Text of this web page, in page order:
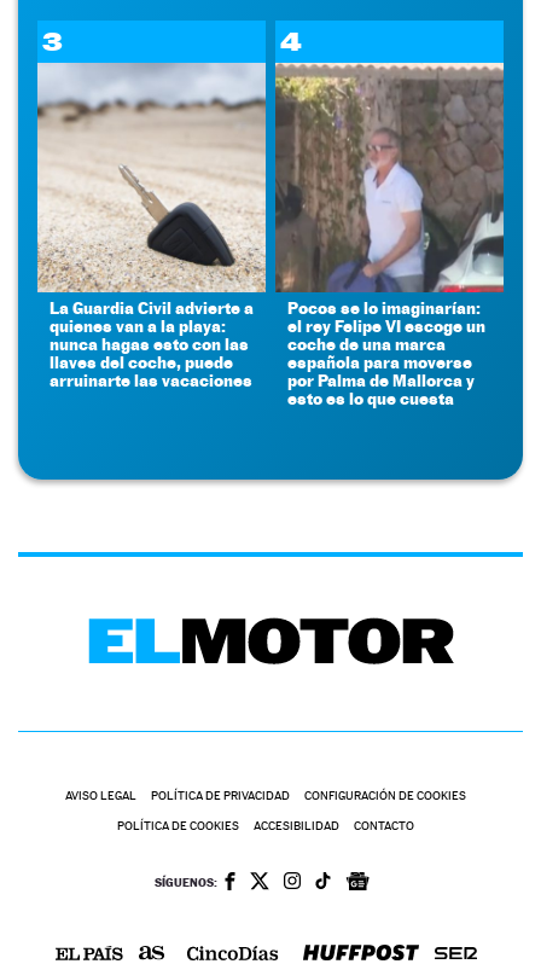
3
La Guardia Civil advierte a
quienes van a la playa:
nunca hagas esto con las
llaves del coche, puede
arruinarte las vacaciones
4
Pocos se lo imaginarían:
el rey Felipe VI escoge un
coche de una marca
española para moverse
por Palma de Mallorca y
esto es lo que cuesta
AVISO LEGAL POLÍTICA DE PRIVACIDAD CONFIGURACIÓN DE COOKIES
POLÍTICA DE COOKIES ACCESIBILIDAD CONTACTO
SÍGUENOS: